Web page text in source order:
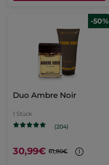
-50%
Duo Ambre Noir
1 Stück
(204)
30,99€ 61,80€